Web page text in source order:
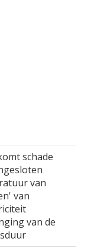
schade
van
van
van de